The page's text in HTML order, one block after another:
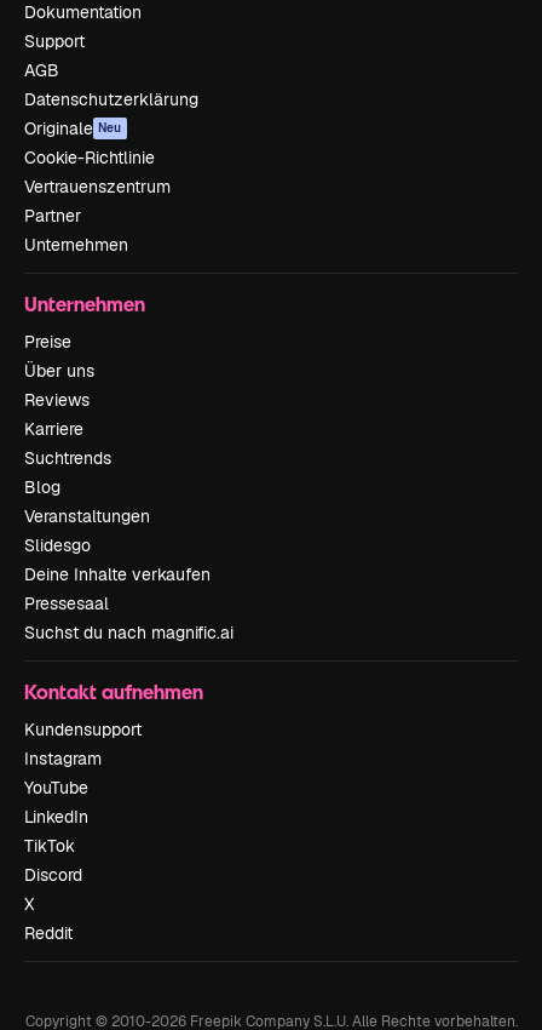
Dokumentation
Support
AGB
Datenschutzerklärung
Originale Neu
Cookie-Richtlinie
Vertrauenszentrum
Partner
Unternehmen
Unternehmen
Preise
Über uns
Reviews
Karriere
Suchtrends
Blog
Veranstaltungen
Slidesgo
Deine Inhalte verkaufen
Pressesaal
Suchst du nach magnific.ai
Kontakt aufnehmen
Kundensupport
Instagram
YouTube
LinkedIn
TikTok
Discord
X
Reddit
Copyright © 2010-2026Freepik Company S.L.U. Alle Rechte vorbehalten.